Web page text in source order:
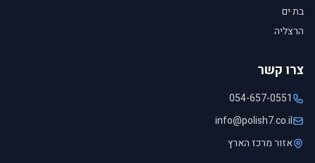
בת ים
הרצליה
צרו קשר
054-657-0551
info@polish7.co.il
אזור מרכז הארץ